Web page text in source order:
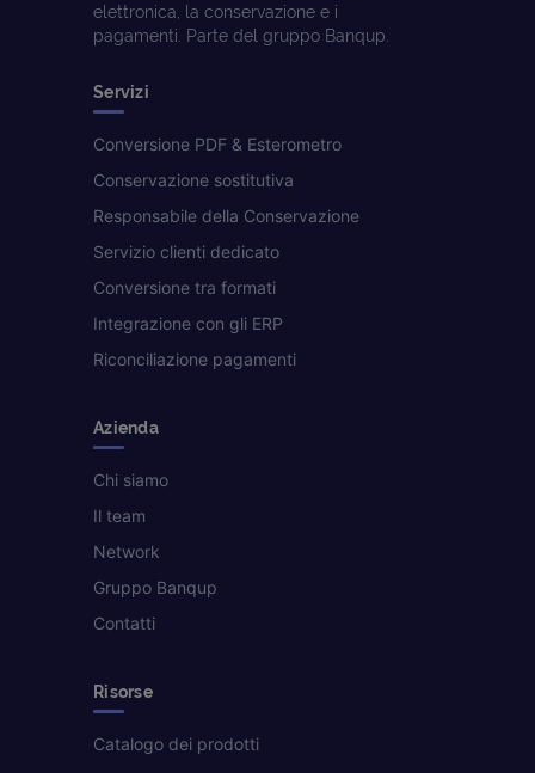
elettronica, la conservazione e i
pagamenti. Parte del gruppo Banqup.
Servizi
Conversione PDF & Esterometro
Conservazione sostitutiva
Responsabile della Conservazione
Servizio clienti dedicato
Conversione tra formati
Integrazione con gli ERP
Riconciliazione pagamenti
Azienda
Chi siamo
Il team
Network
Gruppo Banqup
Contatti
Risorse
Catalogo dei prodotti